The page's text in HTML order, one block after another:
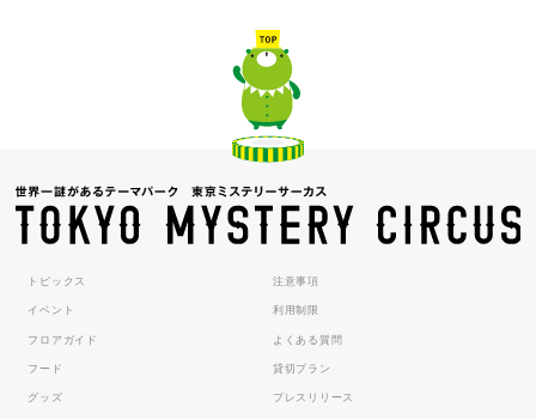
トピックス
イベント
フロアガイド
フード
グッズ
注意事項
利用制限
よくある質問
貸切プラン
プレスリリース